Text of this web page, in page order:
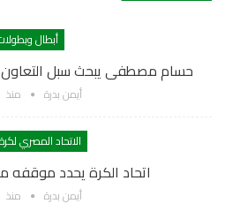
أبطال
حسام مصطفى يبحث سبل التعاون
أيمن بدرة منذ
الاتحاد المصري
اتحاد الكرة يحدد موقفه
أيمن بدرة منذ